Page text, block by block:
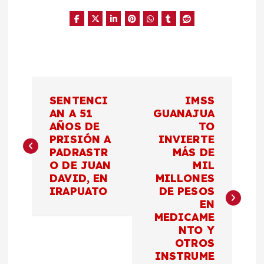
v
SENTENCI
AN A 51
AÑOS DE
PRISIÓN A
PADRASTR
O DE JUAN
DAVID, EN
IRAPUATO
IMSS
GUANAJUA
TO
INVIERTE
MÁS DE
MIL
MILLONES
DE PESOS
EN
MEDICAME
NTO Y
OTROS
INSTRUME